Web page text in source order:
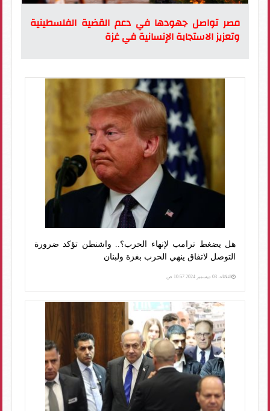
مصر تواصل جهودها في دعم القضية الفلسطينية
وتعزيز الاستجابة الإنسانية في غزة
هل يضغط ترامب لإنهاء الحرب؟.. واشنطن تؤكد ضرورة
التوصل لاتفاق ينهي الحرب بغزة ولبنان
الثلاثاء، 03 ديسمبر 2024 10:57 ص